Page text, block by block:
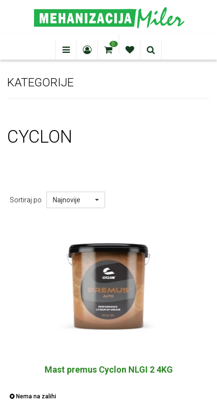
0
KATEGORIJE
CYCLON
Sortiraj po Najnovije
Mast premus Cyclon NLGI 2 4KG
Nema na zalihi